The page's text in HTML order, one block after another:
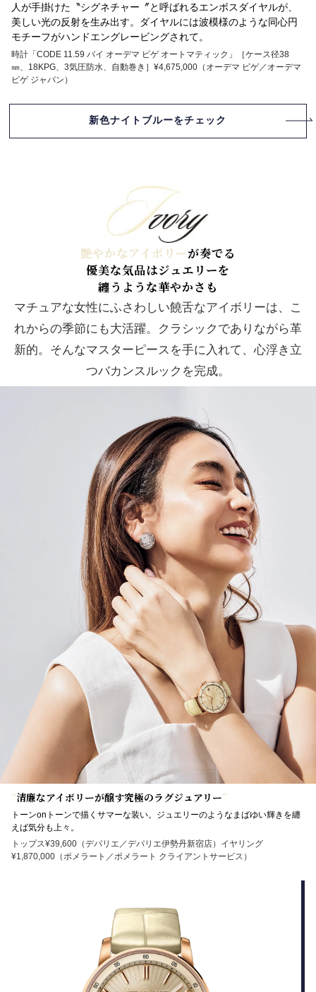
人が手掛けた〝シグネチャー〞と呼ばれるエンボスダイヤルが、
美しい光の反射を生み出す。ダイヤルには波模様のような同心円
モチーフがハンドエングレービングされて。
時計「CODE 11.59 バイ オーデマ ピゲ オートマティック」［ケース径38
㎜、18KPG、3気圧防水、自動巻き］¥4,675,000（オーデマ ピゲ／オーデマ
ピゲ ジャパン）
新色ナイトブルーをチェック
艶やかなアイボリーが奏でる
優美な気品はジュエリーを
纏うような華やかさも
マチュアな女性にふさわしい饒舌なアイボリーは、こ
れからの季節にも大活躍。クラシックでありながら革
新的。そんなマスターピースを手に入れて、心浮き立
つバカンスルックを完成。
“清廉なアイボリーが醸す究極のラグジュアリー”
トーンonトーンで描くサマーな装い。ジュエリーのようなまばゆい輝きを纏
えば気分も上々。
トップス¥39,600（デパリエ／デパリエ伊勢丹新宿店）イヤリング
¥1,870,000（ポメラート／ポメラート クライアントサービス）